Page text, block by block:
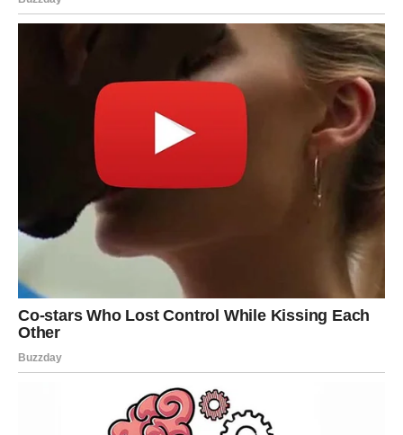
Mnogo puta su skrivali tugu iza osmijeha.
Mnogo puta su ćutali o stvarima koje su ih lomile.
Ali sada konačno dolazi period kada će i oni osjetiti da
sreća ponovo ulazi u njihov život.
Zvijezde Blizancima donose veliko emotivno olakšanje i
veoma važan preokret.
Neki problemi koji su ih dugo opterećivali konačno će
početi nestajati, a mnoge situacije koje su djelovale
komplikovano iznenada će dobiti rješenje.
Na polju ljubavi Blizance očekuju veoma zanimljivi dani.
Moguće je novo poznanstvo koje će im vratiti vjeru u
emocije i pokazati da još uvijek postoje iskreni ljudi.
Neki Blizanci mogli bi doživjeti neočekivan susret sa